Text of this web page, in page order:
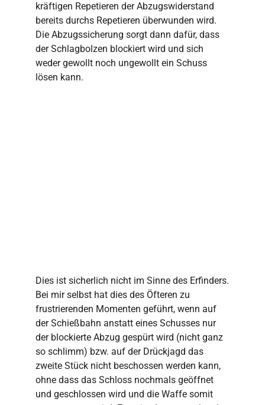
kräftigen Repetieren der Abzugswiderstand
bereits durchs Repetieren überwunden wird.
Die Abzugssicherung sorgt dann dafür, dass
der Schlagbolzen blockiert wird und sich
weder gewollt noch ungewollt ein Schuss
lösen kann.
Dies ist sicherlich nicht im Sinne des Erfinders.
Bei mir selbst hat dies des Öfteren zu
frustrierenden Momenten geführt, wenn auf
der Schießbahn anstatt eines Schusses nur
der blockierte Abzug gespürt wird (nicht ganz
so schlimm) bzw. auf der Drückjagd das
zweite Stück nicht beschossen werden kann,
ohne dass das Schloss nochmals geöffnet
und geschlossen wird und die Waffe somit